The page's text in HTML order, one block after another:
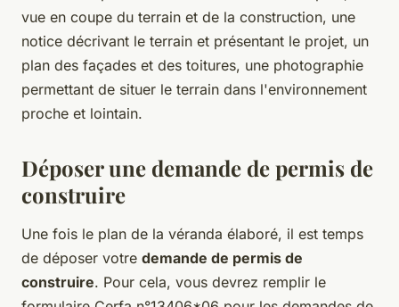
vue en coupe du terrain et de la construction, une
notice décrivant le terrain et présentant le projet, un
plan des façades et des toitures, une photographie
permettant de situer le terrain dans l'environnement
proche et lointain.
Déposer une demande de permis de
construire
Une fois le plan de la véranda élaboré, il est temps
de déposer votre demande de permis de
construire. Pour cela, vous devrez remplir le